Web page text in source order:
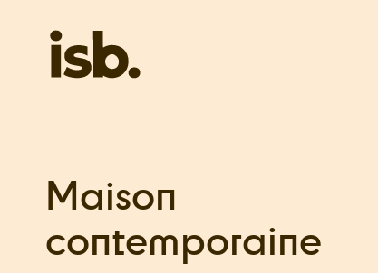
Passer au contenu principal
Maison
contemporaine